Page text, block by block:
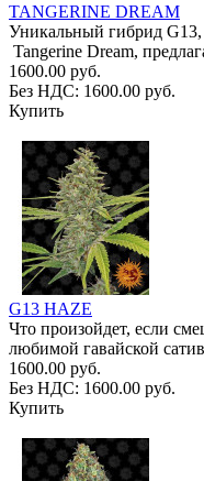
TANGERINE DREAM
Уникальный гибрид
Tangerine Dream,
1600.00 руб.
Без НДС: 1600.00 руб.
Купить
G13 HAZE
Что произойдет, если
любимой гавайской
1600.00 руб.
Без НДС: 1600.00 руб.
Купить